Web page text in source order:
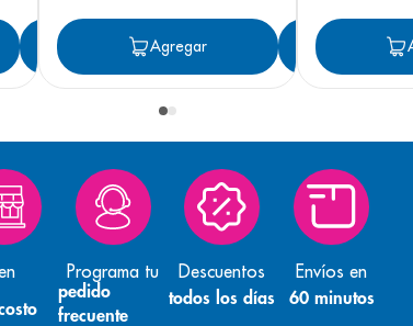
AgregarAgregar
Programa tu
pedido
frecuente
Descuentos
todos los días
Envíos en
60 minutos